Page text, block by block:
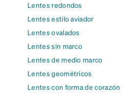
Lentes redondos
Lentes estilo aviador
Lentes ovalados
Lentes sin marco
Lentes de medio marco
Lentes geométricos
Lentes con forma de corazón